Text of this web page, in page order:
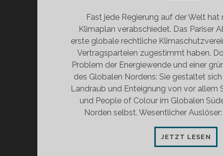
Fast jede Regierung auf der Welt
Klimaplan verabschiedet. Das Pariser
erste globale rechtliche
Vertragsparteien zugestimmt haben.
Problem der Energiewende und einer
des Globalen Nordens: Sie gestaltet
Landraub und Enteignung von vor allem
und People of Colour im Globalen
Norden selbst. Wesentlicher
JETZT LESEN